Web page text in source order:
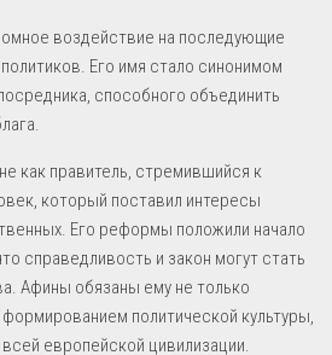
воздействие на последующие
Его имя стало синонимом
способного объединить
как правитель, стремившийся к
который поставил интересы
Его реформы положили начало
справедливость и закон могут стать
Афины обязаны ему не только
политической культуры,
европейской цивилизации.